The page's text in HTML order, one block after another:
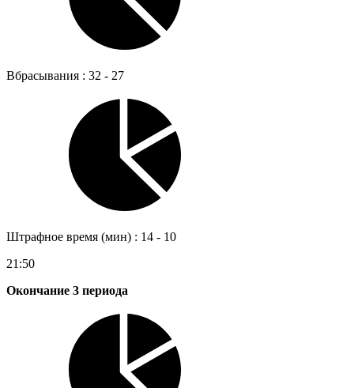
Вбрасывания : 32 - 27
Штрафное время (мин) : 14 - 10
21:50
Окончание 3 периода